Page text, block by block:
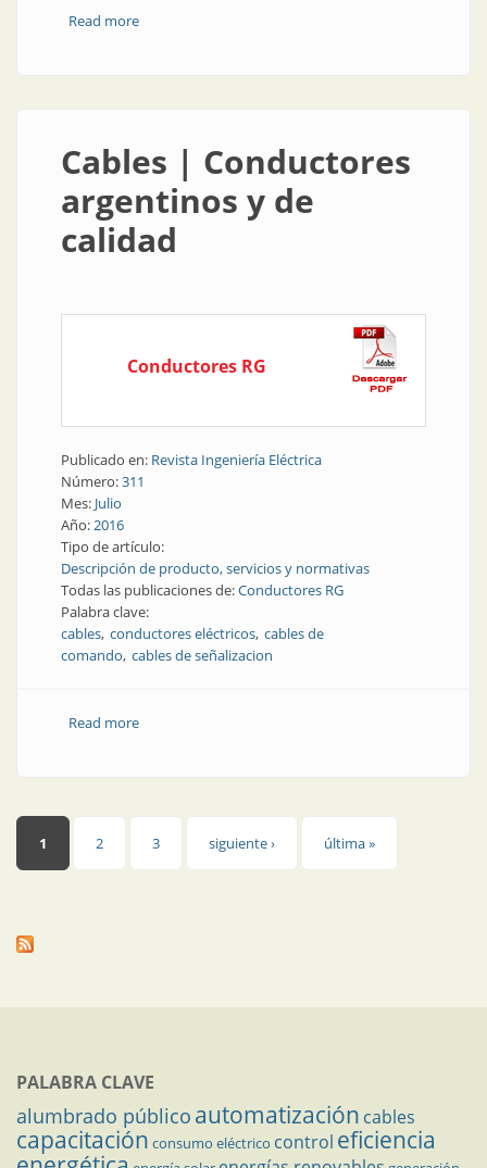
Read moreabout Cables | Algunos conductores eléctricos de
Cables | Conductores
argentinos y de
calidad
Conductores RG
Publicado en: Revista Ingeniería Eléctrica
Número:311
Mes: Julio
Año:2016
Tipo de artículo:
Descripción de producto, servicios y normativas
Todas las publicaciones de:Conductores RG
Palabra clave:
cables conductores eléctricos cables de
comando cables de señalizacion
Read moreabout Cables | Conductores argentinos y de calidad
Páginas
1 2 3 siguiente › última »
PALABRA CLAVE
alumbrado público automatización cables
capacitación consumo eléctrico control eficiencia